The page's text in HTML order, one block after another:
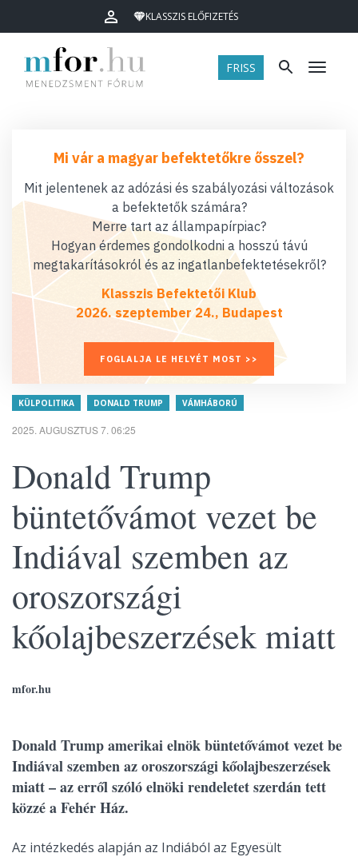
KLASSZIS ELŐFIZETÉS
FRISS Menü
Mi vár a magyar befektetőkre ősszel?
Mit jelentenek az adózási és szabályozási változások
a befektetők számára?
Merre tart az állampapírpiac?
Hogyan érdemes gondolkodni a hosszú távú
megtakarításokról és az ingatlanbefektetésekről?
Klasszis Befektetői Klub
2026. szeptember 24., Budapest
FOGLALJA LE HELYÉT MOST >>
KÜLPOLITIKA DONALD TRUMP VÁMHÁBORÚ
2025. AUGUSZTUS 7. 06:25
Donald Trump
büntetővámot vezet be
Indiával szemben az
oroszországi
kőolajbeszerzések miatt
mfor.hu
Donald Trump amerikai elnök büntetővámot vezet be
Indiával szemben az oroszországi kőolajbeszerzések
miatt – az erről szóló elnöki rendeletet szerdán tett
közzé a Fehér Ház.
Az intézkedés alapján az Indiából az Egyesült